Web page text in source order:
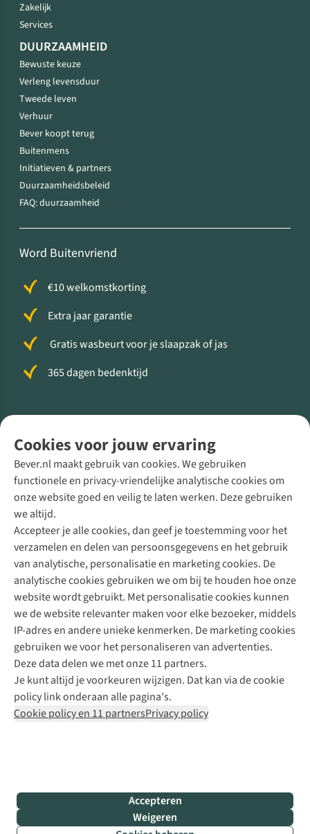
Cookies voor jouw ervaring
Bever.nl maakt gebruik van cookies. We gebruiken
functionele en privacy-vriendelijke analytische cookies om
onze website goed en veilig te laten werken. Deze gebruiken
we altijd.
Accepteer je alle cookies, dan geef je toestemming voor het
verzamelen en delen van persoonsgegevens en het gebruik
van analytische, personalisatie en marketing cookies. De
analytische cookies gebruiken we om bij te houden hoe onze
website wordt gebruikt. Met personalisatie cookies kunnen
we de website relevanter maken voor elke bezoeker, middels
IP-adres en andere unieke kenmerken. De marketing cookies
gebruiken we voor het personaliseren van advertenties.
Deze data delen we met onze 11 partners.
Je kunt altijd je voorkeuren wijzigen. Dat kan via de cookie
policy link onderaan alle pagina's.
Cookie policy en 11 partnersPrivacy policy
Accepteren
Weigeren
Zakelijk
Services
DUURZAAMHEID
Bewuste keuze
Verleng levensduur
Tweede leven
Verhuur
Bever koopt terug
Buitenmens
Initiatieven & partners
Duurzaamheidsbeleid
FAQ: duurzaamheid
Word Buitenvriend
€10 welkomstkorting
Extra jaar garantie
Gratis wasbeurt voor je slaapzak of jas
365 dagen bedenktijd
Direct advies van een Buitenexpert
+31 (0)85 888 50 88
+31 6 12 28 49 80
Contactformulier
Bever
B.V.